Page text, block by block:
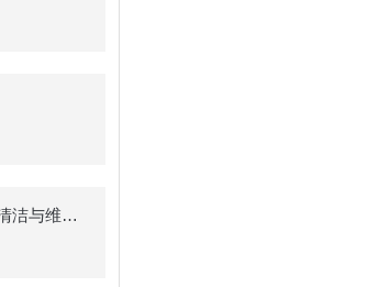
卫生级真空上料机的清洁与维护指南